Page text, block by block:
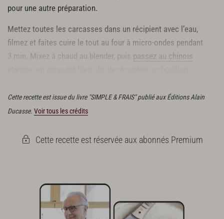
pour une autre préparation.
Mettez toutes les carcasses dans un récipient avec l’eau,
filmez et faites cuire le tout au four à micro-ondes pendant
3 min. Mixez à chaud au blender, puis passez au chinois
Cette recette est issue du livre "SIMPLE & FRAIS" publié aux Éditions Alain
Ducasse. Voir tous les crédits
Cette recette est réservée aux abonnés Premium